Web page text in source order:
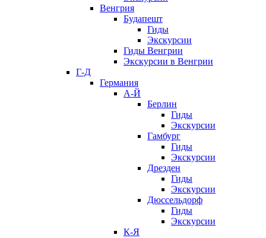
Венгрия
Будапешт
Гиды
Экскурсии
Гиды Венгрии
Экскурсии в Венгрии
Г-Д
Германия
А-Й
Берлин
Гиды
Экскурсии
Гамбург
Гиды
Экскурсии
Дрезден
Гиды
Экскурсии
Дюссельдорф
Гиды
Экскурсии
К-Я